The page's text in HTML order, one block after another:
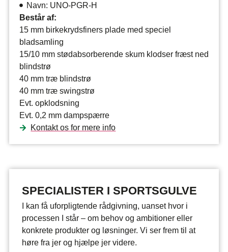
Navn: UNO-PGR-H
Består af:
15 mm birkekrydsfiners plade med speciel
bladsamling
15/10 mm stødabsorberende skum klodser fræst ned
blindstrø
40 mm træ blindstrø
40 mm træ swingstrø
Evt. opklodsning
Evt. 0,2 mm dampspærre
Kontakt os for mere info
SPECIALISTER I SPORTSGULVE
I kan få uforpligtende rådgivning, uanset hvor i
processen I står – om behov og ambitioner eller
konkrete produkter og løsninger. Vi ser frem til at
høre fra jer og hjælpe jer videre.